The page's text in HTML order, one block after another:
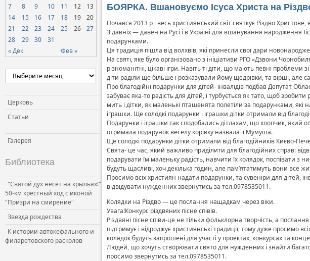
« Дек Фев »
7
8 9 10 11 12
13
14
15 16 17 18 19
20
21
22 23 24 25 26
27
28
29 30 31
Церковь
Статьи
Галерея
Библиотека
"Святой дух несёт на крыльях!"
50-км крестный ход с иконой
"Призри на смирение"
Звезда рождества
К истории автокефального и
филаретовского расколов
БОЯРКА. Вшановуємо Ісуса Христа на
Почався 2013 р і весь християнський світ святкує Різдво
З давніх — давен на Русі і в Україні для вшанування народження
подарунками.
Ця традиція пішла від волхвів, які принесли свої дари
На святі, яке було організовано з ініціативи РГО «Дзвони
різноманітні, цікаві ігри. Навіть ті діти, що мають певні
діти раділи ще більше і розказували йому щедрівки, та вірші,
Про благодійні подарунки для дітей- інвалідів подбав Депутат
забуває яка-то радість для дітей, і турбується як тато, щоб
мить і дітки, як маленькі пташенята полетіли за подарунками, які
іграшки. Ще солодкі подарунки і іграшки дітки отримали від
Подарунки і іграшки так сподобались дітлахам, що хлопчик, який
отримала подарунок веселу корівку назвала її Мумуша.
Ще солодкі подарунки дітки отримали від благодійників Києво-
Свята- це час, який важливо приділити для благодійних справ:
подарувати їм маленьку радість, навчити їх колядок, поспівати з
будуть щасливі, хоч декілька годин, але пам’ятатимуть вони все
Просимо всіх християн надати подарунки, та сувеніри для дітей,
відвідувати нужденних звернутись за тел.0978535011.
Колядки на Різдво — це послання нащадкам через віки.
Увага!Конкурс різдвяних пісне співів.
Різдвяні пісне співи-це не тільки фольклорна творчість, а
підтримує і відроджує християнські традиції, тому дуже просимо
колядок будуть запрошені для участі у проектах, конкурсах та
Людей, що хочуть створювати свято для нужденних і знайти
просимо звернутись за тел.0978535011.